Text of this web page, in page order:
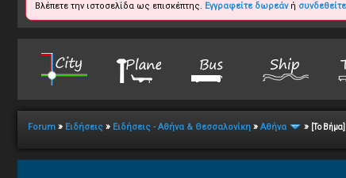
Βλέπετε την ιστοσελίδα ως επισκέπτης. Εγγραφείτε δωρεάνή συνδεθείτε
Forum » Ειδήσεις » Ειδήσεις - Αθήνα & Θεσσαλονίκη » Αθήνα » [Το